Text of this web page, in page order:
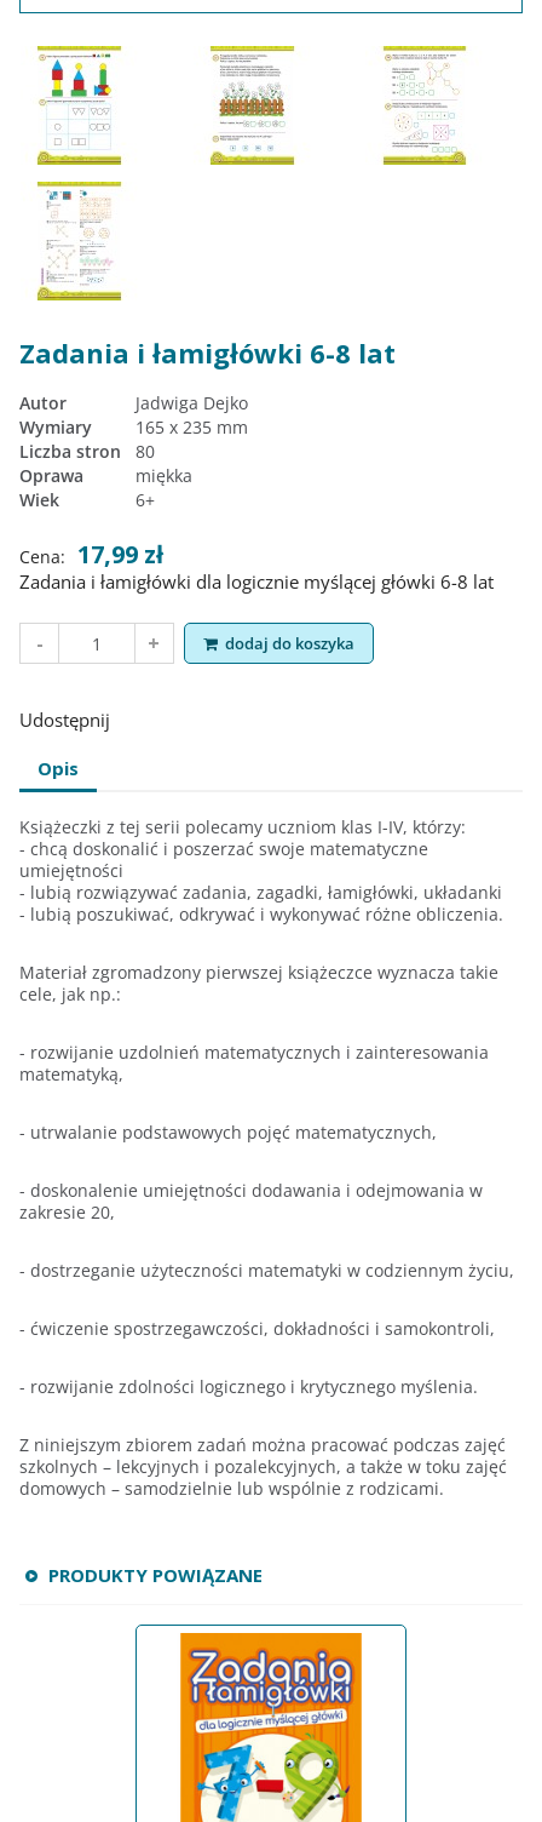
Zadania i łamigłówki 6-8 lat
Autor
Jadwiga Dejko
Wymiary
165 x 235 mm
Liczba stron
80
Oprawa
miękka
Wiek
6+
Cena: 17,99 zł
Zadania i łamigłówki dla logicznie myślącej główki 6-8 lat
dodaj do koszyka
Udostępnij
Opis
Książeczki z tej serii polecamy uczniom klas I-IV, którzy:
- chcą doskonalić i poszerzać swoje matematyczne
umiejętności
- lubią rozwiązywać zadania, zagadki, łamigłówki, układanki
- lubią poszukiwać, odkrywać i wykonywać różne obliczenia.
Materiał zgromadzony pierwszej książeczce wyznacza takie
cele, jak np.:
- rozwijanie uzdolnień matematycznych i zainteresowania
matematyką,
- utrwalanie podstawowych pojęć matematycznych,
- doskonalenie umiejętności dodawania i odejmowania w
zakresie 20,
- dostrzeganie użyteczności matematyki w codziennym życiu,
- ćwiczenie spostrzegawczości, dokładności i samokontroli,
- rozwijanie zdolności logicznego i krytycznego myślenia.
Z niniejszym zbiorem zadań można pracować podczas zajęć
szkolnych – lekcyjnych i pozalekcyjnych, a także w toku zajęć
domowych – samodzielnie lub wspólnie z rodzicami.
PRODUKTY POWIĄZANE